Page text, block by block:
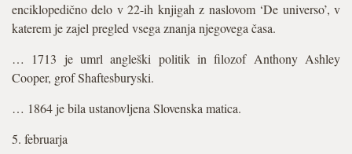
enciklopedično delo v 22-ih knjigah z naslovom ‘De universo’, v
katerem je zajel pregled vsega znanja njegovega časa.
… 1713 je umrl angleški politik in filozof Anthony Ashley
Cooper, grof Shaftesburyski.
… 1864 je bila ustanovljena Slovenska matica.
5. februarja